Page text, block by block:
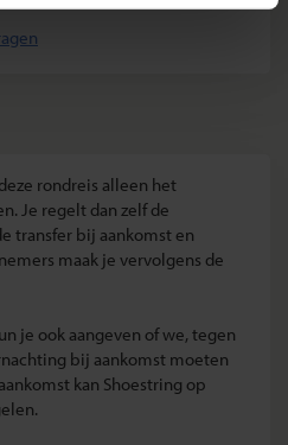
rondreis alleen het
Je regelt dan zelf de
transfer bij aankomst en
maak je vervolgens de
je ook aangeven of we, tegen
bij aankomst moeten
kan Shoestring op